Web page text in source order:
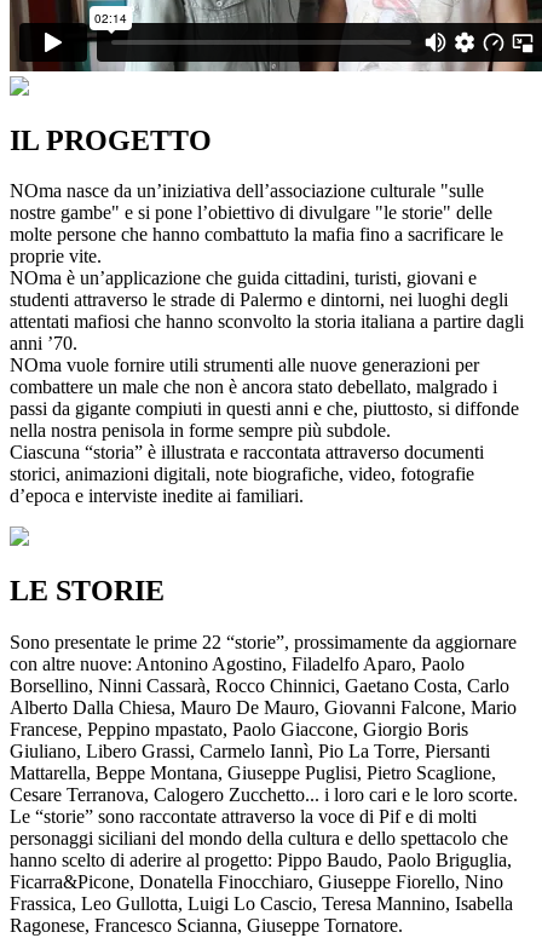
IL PROGETTO
NOma nasce da un’iniziativa dell’associazione culturale "sulle
nostre gambe" e si pone l’obiettivo di divulgare "le storie" delle
molte persone che hanno combattuto la mafia fino a sacrificare le
proprie vite.
NOma è un’applicazione che guida cittadini, turisti, giovani e
studenti attraverso le strade di Palermo e dintorni, nei luoghi degli
attentati mafiosi che hanno sconvolto la storia italiana a partire dagli
anni ’70.
NOma vuole fornire utili strumenti alle nuove generazioni per
combattere un male che non è ancora stato debellato, malgrado i
passi da gigante compiuti in questi anni e che, piuttosto, si diffonde
nella nostra penisola in forme sempre più subdole.
Ciascuna “storia” è illustrata e raccontata attraverso documenti
storici, animazioni digitali, note biografiche, video, fotografie
d’epoca e interviste inedite ai familiari.
LE STORIE
Sono presentate le prime 22 “storie”, prossimamente da aggiornare
con altre nuove: Antonino Agostino, Filadelfo Aparo, Paolo
Borsellino, Ninni Cassarà, Rocco Chinnici, Gaetano Costa, Carlo
Alberto Dalla Chiesa, Mauro De Mauro, Giovanni Falcone, Mario
Francese, Peppino mpastato, Paolo Giaccone, Giorgio Boris
Giuliano, Libero Grassi, Carmelo Iannì, Pio La Torre, Piersanti
Mattarella, Beppe Montana, Giuseppe Puglisi, Pietro Scaglione,
Cesare Terranova, Calogero Zucchetto... i loro cari e le loro scorte.
Le “storie” sono raccontate attraverso la voce di Pif e di molti
personaggi siciliani del mondo della cultura e dello spettacolo che
hanno scelto di aderire al progetto: Pippo Baudo, Paolo Briguglia,
Ficarra&Picone, Donatella Finocchiaro, Giuseppe Fiorello, Nino
Frassica, Leo Gullotta, Luigi Lo Cascio, Teresa Mannino, Isabella
Ragonese, Francesco Scianna, Giuseppe Tornatore.